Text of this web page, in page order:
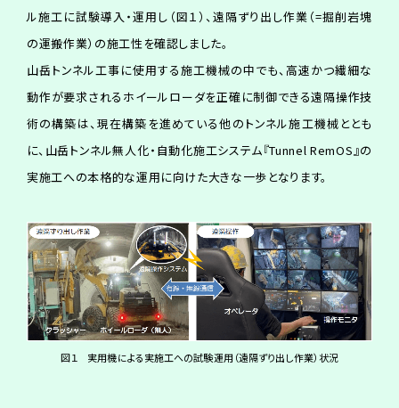
ル施工に試験導入・運用し（図１）、遠隔ずり出し作業（=掘削岩塊
の運搬作業）の施工性を確認しました。
山岳トンネル工事に使用する施工機械の中でも、高速かつ繊細な
動作が要求されるホイールローダを正確に制御できる遠隔操作技
術の構築は、現在構築を進めている他のトンネル施工機械ととも
に、山岳トンネル無人化・自動化施工システム『Tunnel RemOS』の
実施工への本格的な運用に向けた大きな一歩となります。
図１ 実用機による実施工への試験運用（遠隔ずり出し作業）状況